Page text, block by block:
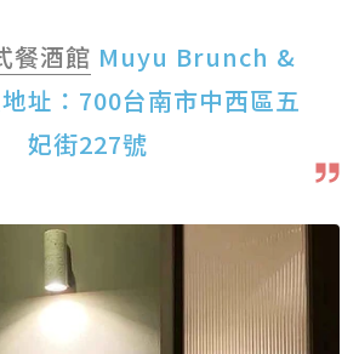
餐酒館 Muyu Brunch &
址：700台南市中西區五
妃街227號